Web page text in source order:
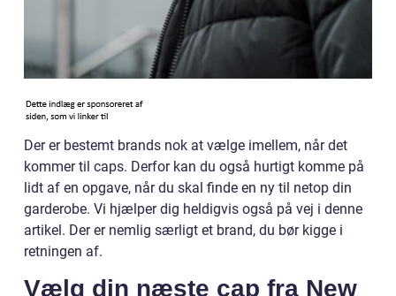
Der er bestemt brands nok at vælge imellem, når det
kommer til caps. Derfor kan du også hurtigt komme på
lidt af en opgave, når du skal finde en ny til netop din
garderobe. Vi hjælper dig heldigvis også på vej i denne
artikel. Der er nemlig særligt et brand, du bør kigge i
retningen af.
Vælg din næste cap fra New